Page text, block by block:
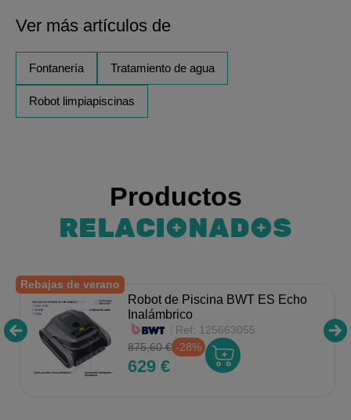
Ver más artículos de
Fontanería Tratamiento de agua
Robot limpiapiscinas
Productos
RELACIONADOS
Rebajas de verano
Robot de Piscina BWT ES Echo
Inalámbrico
Ref: 125663055
875,60 € -28%
629 €